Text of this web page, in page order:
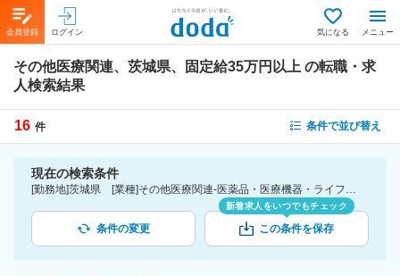
会員登録 ログイン 気になる メニュー
その他医療関連、茨城県、固定給35万円以上 の転職・求
人検索結果
16 件 条件で並び替え
現在の検索条件
[勤務地]茨城県 [業種]その他医療関連-医薬品・医療機器・ライフサイエンス・医療系サービス [詳細条件](待遇・福利厚生)固定給35万円以上
条件の変更
新着求人をいつでもチェック
この条件を保存